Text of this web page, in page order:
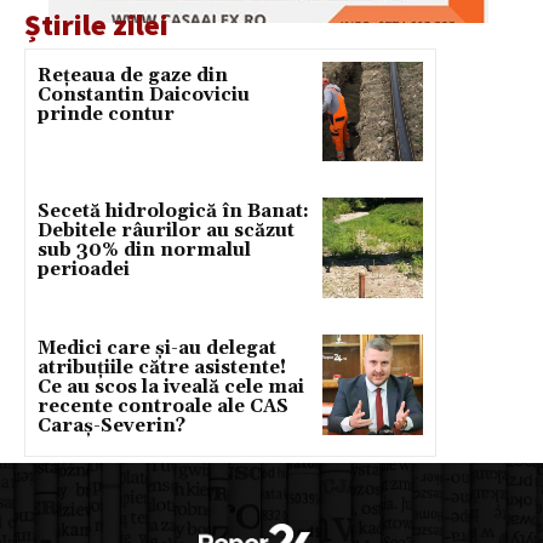
Știrile zilei
Rețeaua de gaze din
Constantin Daicoviciu
prinde contur
Secetă hidrologică în Banat:
Debitele râurilor au scăzut
sub 30% din normalul
perioadei
Medici care și-au delegat
atribuțiile către asistente!
Ce au scos la iveală cele mai
recente controale ale CAS
Caraș-Severin?